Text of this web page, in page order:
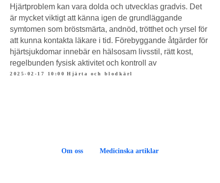
Hjärtproblem kan vara dolda och utvecklas gradvis. Det
är mycket viktigt att känna igen de grundläggande
symtomen som bröstsmärta, andnöd, trötthet och yrsel för
att kunna kontakta läkare i tid. Förebyggande åtgärder för
hjärtsjukdomar innebär en hälsosam livsstil, rätt kost,
regelbunden fysisk aktivitet och kontroll av
2025-02-17 10:00 Hjärta och blodkärl
Om oss Medicinska artiklar